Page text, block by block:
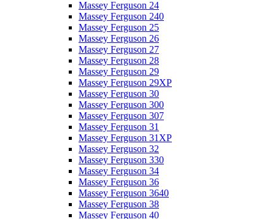
Massey Ferguson 24
Massey Ferguson 240
Massey Ferguson 25
Massey Ferguson 26
Massey Ferguson 27
Massey Ferguson 28
Massey Ferguson 29
Massey Ferguson 29XP
Massey Ferguson 30
Massey Ferguson 300
Massey Ferguson 307
Massey Ferguson 31
Massey Ferguson 31XP
Massey Ferguson 32
Massey Ferguson 330
Massey Ferguson 34
Massey Ferguson 36
Massey Ferguson 3640
Massey Ferguson 38
Massey Ferguson 40